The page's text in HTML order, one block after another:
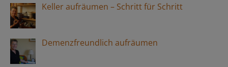
Keller aufräumen – Schritt für Schritt
Demenzfreundlich aufräumen